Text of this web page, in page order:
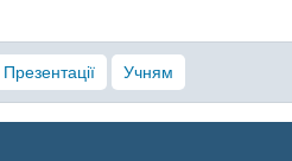
Презентації Учням